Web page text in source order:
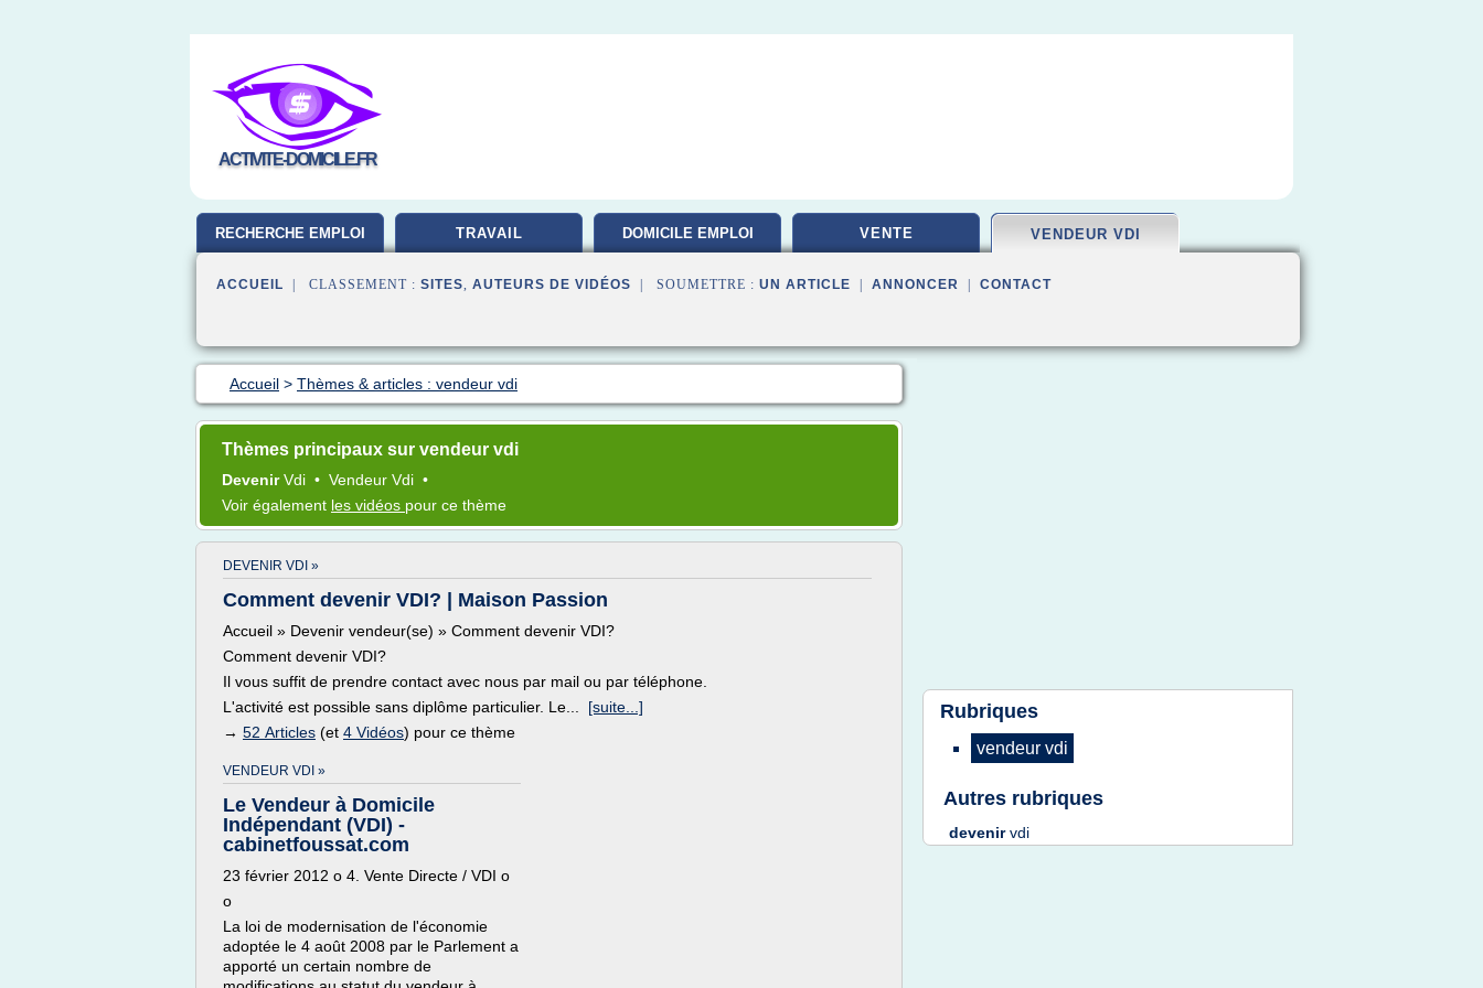
ACTIVITE-DOMICILE.FR
RECHERCHE EMPLOI TRAVAIL DOMICILE EMPLOI VENTE VENDEUR VDI
ACCUEIL | CLASSEMENT : SITES, AUTEURS DE VIDÉOS | SOUMETTRE : UN ARTICLE ANNONCER CONTACT
Accueil > Thèmes & articles : vendeur vdi
Thèmes principaux sur vendeur vdi
DevenirVdi • Vendeur Vdi •
Voir également les vidéos pour ce thème
DEVENIR VDI »
Comment devenir VDI? | Maison Passion
Accueil » Devenir vendeur(se) » Comment devenir VDI?
Comment devenir VDI?
Il vous suffit de prendre contact avec nous par mail ou par téléphone.
L'activité est possible sans diplôme particulier. Le... [suite...]
→ 52 Articles (et 4 Vidéos) pour ce thème
VENDEUR VDI »
Le Vendeur à Domicile
Indépendant (VDI) -
cabinetfoussat.com
23 février 2012 o 4. Vente Directe / VDI o
o
La loi de modernisation de l'économie
adoptée le 4 août 2008 par le Parlement a
apporté un certain nombre de
Rubriques
vendeur vdi
Autres rubriques
devenirvdi